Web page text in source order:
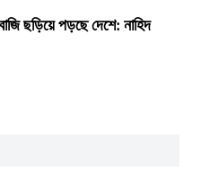
ছড়িয়ে পড়ছে দেশে: নাহিদ